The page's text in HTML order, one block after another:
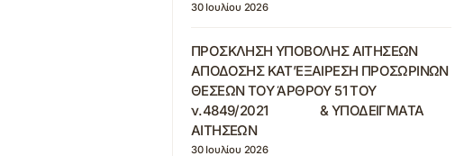
30 Ιουλίου 2026
ΠΡΟΣΚΛΗΣΗ ΥΠΟΒΟΛΗΣ ΑΙΤΗΣΕΩΝ
ΑΠΟΔΟΣΗΣ ΚΑΤ’ΕΞΑΙΡΕΣΗ ΠΡΟΣΩΡΙΝΩΝ
ΘΕΣΕΩΝ ΤΟΥ ΆΡΘΡΟΥ 51 ΤΟΥ
ν.4849/2021 & ΥΠΟΔΕΙΓΜΑΤΑ
ΑΙΤΗΣΕΩΝ
30 Ιουλίου 2026